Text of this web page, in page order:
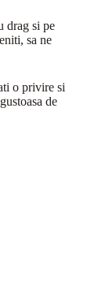
drag si pe
sa ne
o privire si
de